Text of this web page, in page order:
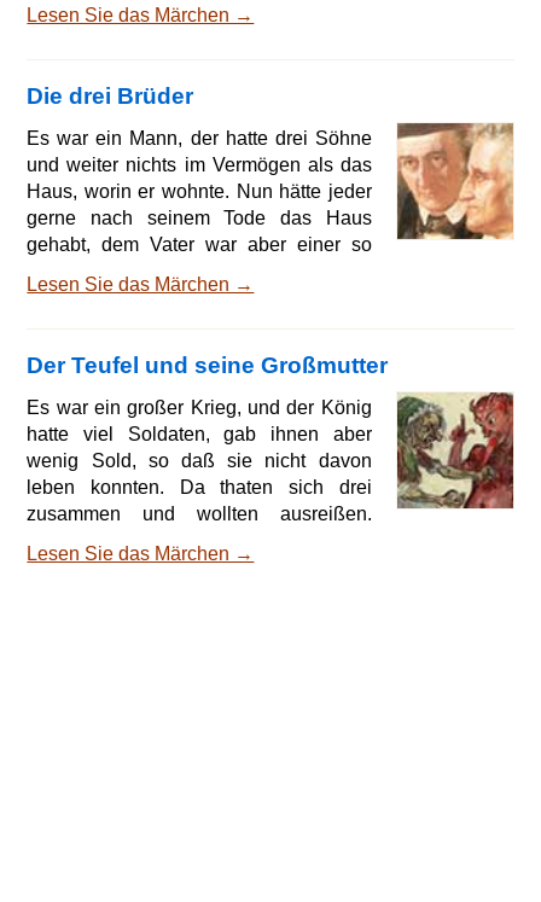
miteinander um bis auf das Mädchen,
Baum verborgen. Wie die Räuber mit
ihrer Beute fort waren, trat es herbei und
sah das große Unglück. Da fing es an
bitterlich zu weinen und sagte: »Was
soll ich armes Mädchen nun anfangen,
Lesen Sie das Märchen →
Die drei Brüder
Es war ein Mann, der hatte drei Söhne
und weiter nichts im Vermögen als das
Haus, worin er wohnte. Nun hätte jeder
gerne nach seinem Tode das Haus
gehabt, dem Vater war aber einer so
wie ers anfangen sollte, daß er keinem
Voreltern war, sonst hätte er das Geld
unter sie geteilt. Da fiel ihm endlich ein
Rat ein, und er sprach zu seinen
Söhnen 'geht in die Welt und versucht
euch, und lern
Lesen Sie das Märchen →
Der Teufel und seine Großmutter
Es war ein großer Krieg, und der König
hatte viel Soldaten, gab ihnen aber
wenig Sold, so daß sie nicht davon
leben konnten. Da thaten sich drei
zusammen und wollten ausreißen.
erwischt werden, so hängt man uns an
Lesen Sie das Märchen →